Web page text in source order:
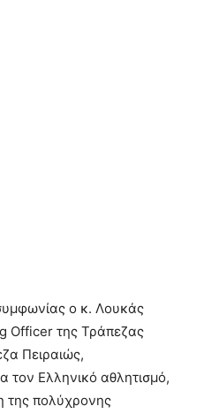
ο κ. Λουκάς
Οfficer της Τράπεζας
Πειραιώς,
τον Ελληνικό αθλητισμό,
της πολύχρονης